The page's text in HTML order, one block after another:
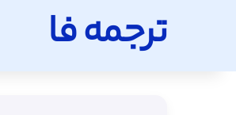
ترجمه فا